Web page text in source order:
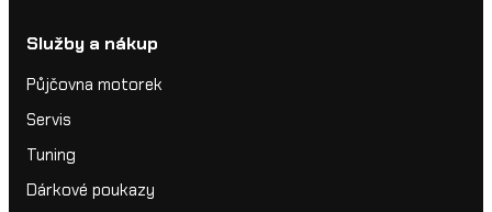
Služby a nákup
Půjčovna motorek
Servis
Tuning
Dárkové poukazy